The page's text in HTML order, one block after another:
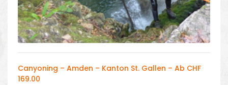
Canyoning – Amden – Kanton St. Gallen – Ab CHF
169.00